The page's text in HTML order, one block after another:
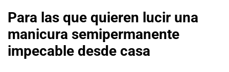
Para las que quieren lucir una
manicura semipermanente
impecable desde casa